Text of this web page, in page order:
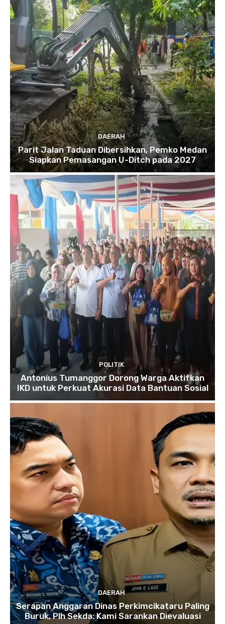
DAERAH
Parit Jalan Taduan Dibersihkan, Pemko Medan
Siapkan Pemasangan U-Ditch pada 2027
POLITIK
Antonius Tumanggor Dorong Warga Aktifkan
IKD untuk Perkuat Akurasi Data Bantuan Sosial
DAERAH
Serapan Anggaran Dinas Perkimcikataru Paling
Buruk, Plh Sekda: Kami Sarankan Dievaluasi